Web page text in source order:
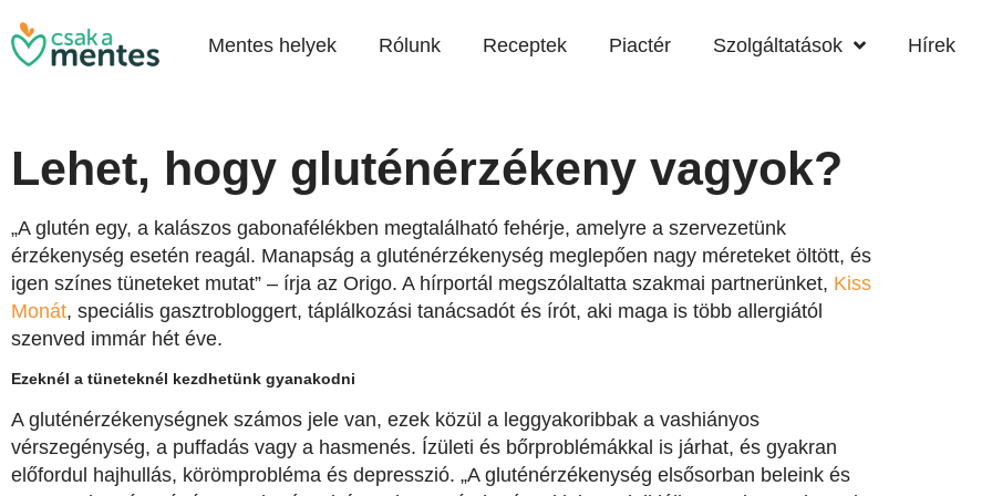
Mentes helyek Rólunk Receptek Piactér Szolgáltatások Hírek
Lehet, hogy gluténérzékeny vagyok?
„A glutén egy, a kalászos gabonafélékben megtalálható fehérje, amelyre a szervezetünk
érzékenység esetén reagál. Manapság a gluténérzékenység meglepően nagy méreteket öltött, és
igen színes tüneteket mutat” – írja az Origo. A hírportál megszólaltatta szakmai partnerünket, Kiss
Monát, speciális gasztrobloggert, táplálkozási tanácsadót és írót, aki maga is több allergiától
szenved immár hét éve.
Ezeknél a tüneteknél kezdhetünk gyanakodni
A gluténérzékenységnek számos jele van, ezek közül a leggyakoribbak a vashiányos
vérszegénység, a puffadás vagy a hasmenés. Ízületi és bőrproblémákkal is járhat, és gyakran
előfordul hajhullás, körömprobléma és depresszió. „A gluténérzékenység elsősorban beleink és